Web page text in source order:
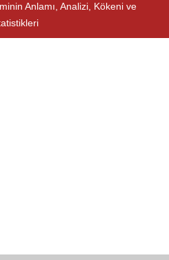
Anlamı, Analizi, Kökeni ve